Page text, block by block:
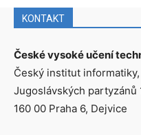
KONTAKT
České vysoké učení
Český institut
Jugoslávských partyzánů
160 00 Praha 6, Dejvice